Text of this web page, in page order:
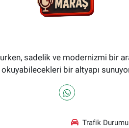
sadelik ve modernizmi bir
okuyabilecekleri bir altyapı
Trafik Durumu